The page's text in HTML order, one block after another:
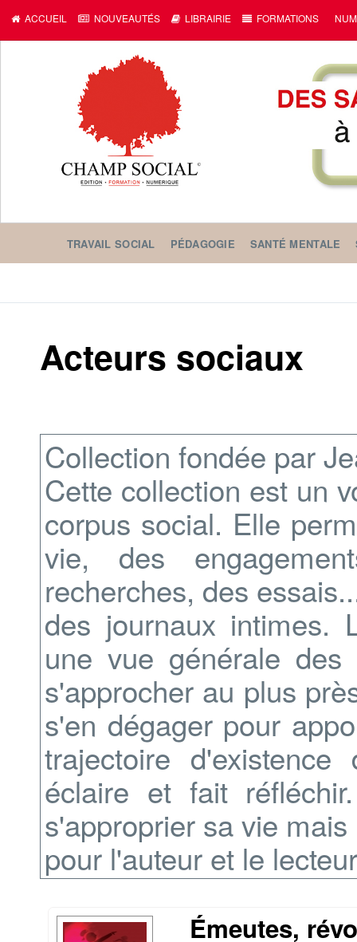
ACCUEIL NOUVEAUTÉS LIBRAIRIE FORMATIONS
TRAVAIL SOCIAL PÉDAGOGIE SANTÉ MENTALE
Acteurs sociaux
Collection fondée par
Cette collection est un
corpus social. Elle
vie, des
recherches, des
des journaux intimes.
une vue générale des
s'approcher au plus
s'en dégager pour
trajectoire
éclaire et fait
s'approprier sa vie
pour l'auteur et le
Émeutes,